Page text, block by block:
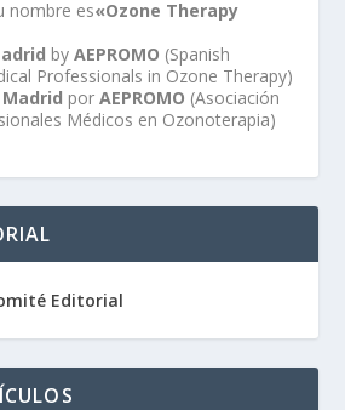
nombre es«Ozone Therapy
byAEPROMO (Spanish
Professionals in Ozone Therapy)
Madrid porAEPROMO (Asociación
Médicos en Ozonoterapia)
Editorial